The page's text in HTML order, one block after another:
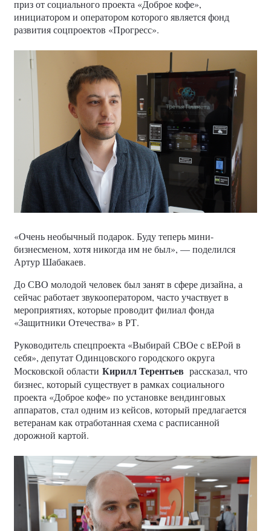
приз от социального проекта «Доброе кофе»,
инициатором и оператором которого является фонд
развития соцпроектов «Прогресс».
«Очень необычный подарок. Буду теперь мини-
бизнесменом, хотя никогда им не был», — поделился
Артур Шабакаев.
До СВО молодой человек был занят в сфере дизайна, а
сейчас работает звукооператором, часто участвует в
мероприятиях, которые проводит филиал фонда
«Защитники Отечества» в РТ.
Руководитель спецпроекта «Выбирай СВОе с вЕРой в
себя», депутат Одинцовского городского округа
Московской области Кирилл Терентьев рассказал, что
бизнес, который существует в рамках социального
проекта «Доброе кофе» по установке вендинговых
аппаратов, стал одним из кейсов, который предлагается
ветеранам как отработанная схема с расписанной
дорожной картой.